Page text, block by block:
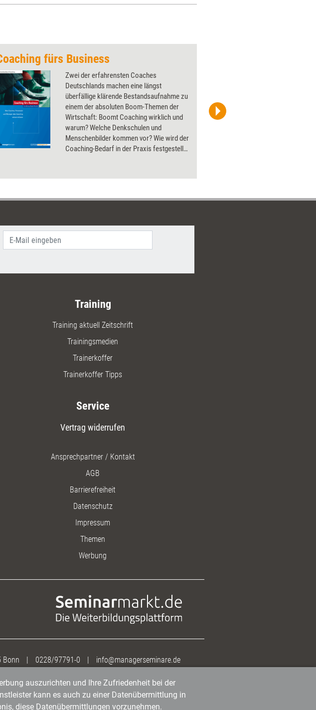
fürs Business
Zwei der erfahrensten Coaches
Deutschlands machen eine längst
überfällige klärende Bestandsaufnahme zu
einem der absoluten Boom-Themen der
Wirtschaft: Boomt Coaching wirklich und
warum? Welche Denkschulen und
Menschenbilder kommen vor? Wie wird der
Coaching-Bedarf in der Praxis festgestellt?
Unternehmen heute das Coaching? Welche
kommenden 5 Jahre ab? Grundlagenwerk
Training
Training aktuell Zeitschrift
Trainingsmedien
Trainerkoffer
Trainerkoffer Tipps
Service
Vertrag widerrufen
Ansprechpartner / Kontakt
AGB
Barrierefreiheit
Datenschutz
Impressum
Themen
Werbung
Bonn | 0228/97791-0 | info@managerseminare.de
auszurichten und Ihre Zufriedenheit bei der
kann es auch zu einer Datenübermittlung in
diese Datenübermittlungen vorzunehmen.